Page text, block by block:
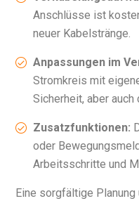
Anschlüsse ist
neuer Kabelstränge.
Anpassungen im
Stromkreis mit
Sicherheit, aber auch
Zusatzfunktionen:
oder
Arbeitsschritte und
Eine sorgfältige